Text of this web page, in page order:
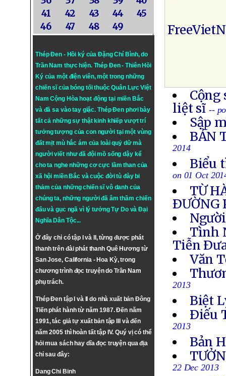
41
42 43 44
45
46
47 48 49
Thép Đen - Hồi ký của Đặng Chí Bình, do
Trần Nam thực hiện. Thép Đen- Thiên Hồi
Ký của một điện viên, một trong những
chiến sĩ của bóng tối thuộc Quân Lực Việt
Nam Cộng Hòa hoạt động tại miền Bắc
và đã sa vào tay giặc. Thép Đen phơi bày
tất cả những sự thật kinh khiếp vượt trí
tưởng tượng của con người tại một vùng
đất mịt mù hắc ám của loài quỷ dữ mà
người viết như đã đội mồ sống dậy kể
cho ta nghe những cơ cực lầm than của
xã hội miền Bắc và cuộc đời tù đày bi
thảm của những chiến sĩ vô danh của
chúng ta, những người đã âm thầm chiến
đấu và gục ngã vì lý tưởngTự DovàĐại
Nghĩa Dân Tộc...
Ở đây chỉ có tập I và II, từng được phát
thanh trên đài phát thanh Quê Hương từ
San Jose, California - Hoa Kỳ, trong
chương trình đọc truyện do Trần Nam
phụ trách.
Thép Đen tập I và II do nhà xuất bản Đông
Tiến phát hành từ năm 1987. Đến năm
1991, tác giả tự xuất bản tập III và đến
năm 2005 thì hoàn tất tập IV. Quý vị có thể
hỏi mua sách hay dĩa đọc truyện qua địa
chỉ sau đây:
Dang Chi Binh
Cộng
liệt sĩ --
Sập
BẢN
2014
Biểu
on 01 Oct
TỪ
ÐƯỜNG
Tình
Tiễn
Văn
2013
Biệt
Ðiếu
2013
Bản
22 Dec 2013